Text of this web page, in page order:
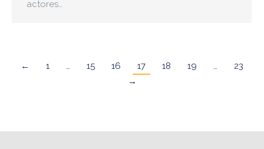
actores…
← 1 … 15 16 17 18 19 …
23
→